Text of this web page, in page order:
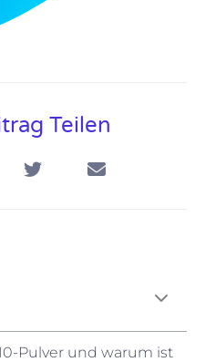
Teilen
Pulver und warum ist